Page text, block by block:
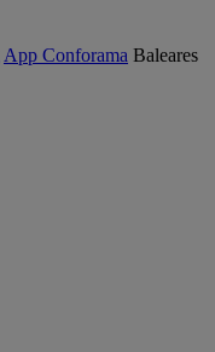
App Conforama Baleares